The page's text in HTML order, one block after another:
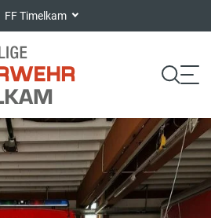
FF Timelkam